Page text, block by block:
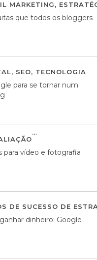
MARKETING,
que todos os bloggers
, SEO, TECNOLOGIA
para se tornar num
para vídeo e fotografia
DE SUCESSO DE
dinheiro: Google